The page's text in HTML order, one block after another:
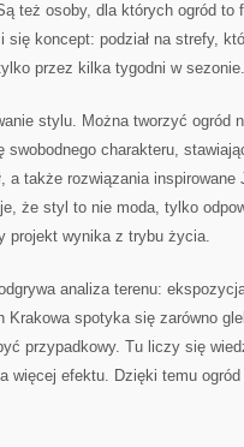
też osoby, dla których ogród to
się koncept: podział na strefy,
przez kilka tygodni w sezonie.
stylu. Można tworzyć ogród
swobodnego charakteru,
a także rozwiązania
że styl to nie moda, tylko
projekt wynika z trybu życia.
analiza terenu:
Krakowa spotyka się zarówno
przypadkowy. Tu liczy się
więcej efektu. Dzięki temu